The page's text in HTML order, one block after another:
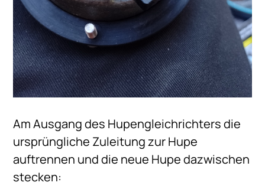
Am Ausgang des Hupengleichrichters die
ursprüngliche Zuleitung zur Hupe
auftrennen und die neue Hupe dazwischen
stecken: